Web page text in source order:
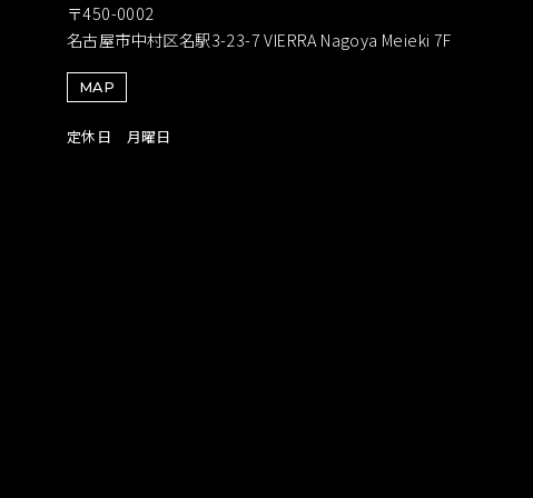
〒450-0002
名古屋市中村区名駅3-23-7 VIERRA Nagoya Meieki 7F
MAP
定休日 月曜日